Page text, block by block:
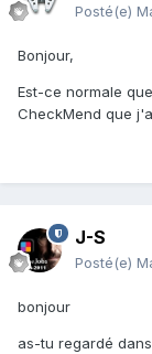
Posté(e)
Bonjour,
Est-ce normale
CheckMend que
J-S
Posté(e)
bonjour
as-tu regardé